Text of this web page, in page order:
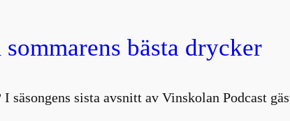
bästa drycker
säsongens sista avsnitt av Vinskolan Podcast